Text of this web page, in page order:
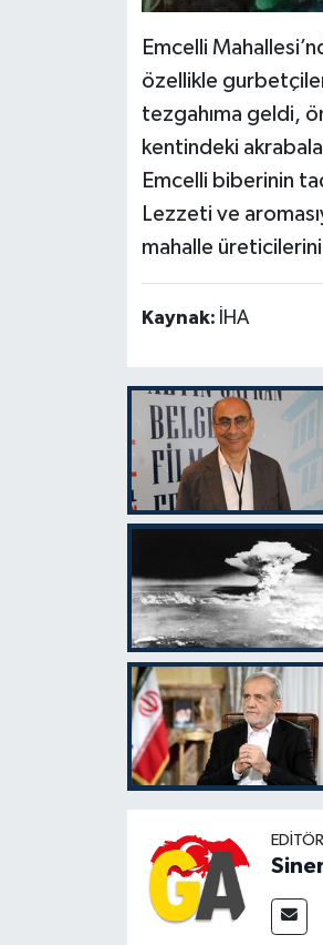
Emcelli
özellikle
tezgahıma geldi,
kentindeki
Emcelli biberinin
Lezzeti ve
mahalle üreticilerini
Kaynak: İHA